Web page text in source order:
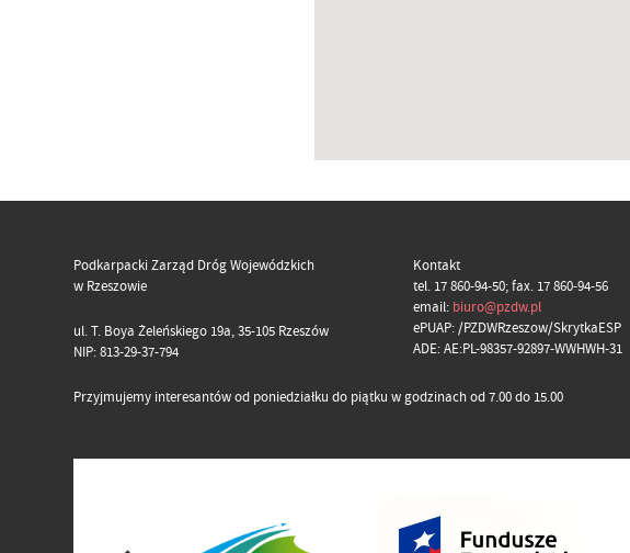
Podkarpacki Zarząd Dróg Wojewódzkich
w Rzeszowie
ul. T. Boya Żeleńskiego 19a, 35-105 Rzeszów
NIP: 813-29-37-794
Kontakt
tel. 17 860-94-50; fax. 17 860-94-56
email: biuro@pzdw.pl
ePUAP: /PZDWRzeszow/SkrytkaESP
ADE: AE:PL-98357-92897-WWHWH-31
Przyjmujemy interesantów od poniedziałku do piątku w godzinach od 7.00 do 15.00